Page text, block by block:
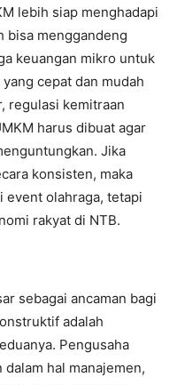
lebih siap menghadapi
bisa menggandeng
keuangan mikro untuk
cepat dan mudah
regulasi kemitraan
harus dibuat agar
Jika
konsisten, maka
event olahraga, tetapi
rakyat di NTB.
sebagai ancaman bagi
adalah
Pengusaha
hal manajemen,